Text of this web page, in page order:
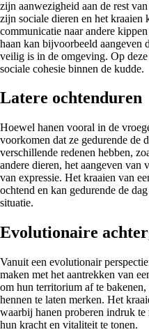
zijn aanwezigheid aan de rest
zijn sociale dieren en het kraaien
communicatie naar andere
haan kan bijvoorbeeld aangeven
veilig is in de omgeving. Op
sociale cohesie binnen de kudde.
Latere ochtenduren
Hoewel hanen vooral in de
voorkomen dat ze gedurende de
verschillende redenen hebben,
andere dieren, het aangeven
van expressie. Het kraaien van
ochtend en kan gedurende de
situatie.
Evolutionaire
Vanuit een evolutionair
maken met het aantrekken van
om hun territorium af te
hennen te laten merken. Het
waarbij hanen proberen indruk
hun kracht en vitaliteit te tonen.